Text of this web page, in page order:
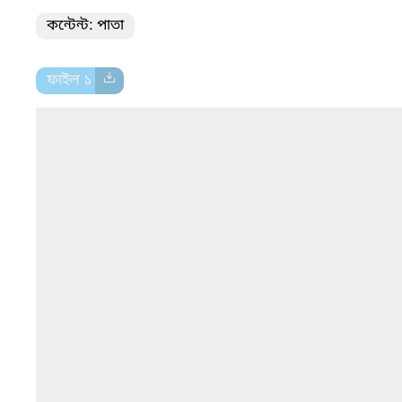
কন্টেন্ট: পাতা
ফাইল ১